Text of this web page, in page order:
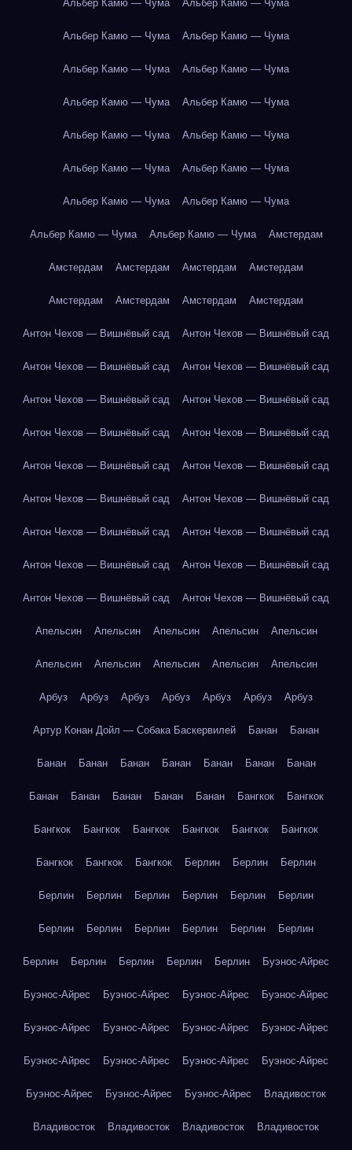
Альбер Камю — Чума Альбер Камю — Чума
Альбер Камю — Чума Альбер Камю — Чума
Альбер Камю — Чума Альбер Камю — Чума
Альбер Камю — Чума Альбер Камю — Чума
Альбер Камю — Чума Альбер Камю — Чума
Альбер Камю — Чума Альбер Камю — Чума
Альбер Камю — Чума Альбер Камю — Чума
Альбер Камю — Чума Альбер Камю — Чума Амстердам
Амстердам Амстердам Амстердам Амстердам
Амстердам Амстердам Амстердам Амстердам
Антон Чехов — Вишнёвый сад Антон Чехов — Вишнёвый сад
Антон Чехов — Вишнёвый сад Антон Чехов — Вишнёвый сад
Антон Чехов — Вишнёвый сад Антон Чехов — Вишнёвый сад
Антон Чехов — Вишнёвый сад Антон Чехов — Вишнёвый сад
Антон Чехов — Вишнёвый сад Антон Чехов — Вишнёвый сад
Антон Чехов — Вишнёвый сад Антон Чехов — Вишнёвый сад
Антон Чехов — Вишнёвый сад Антон Чехов — Вишнёвый сад
Антон Чехов — Вишнёвый сад Антон Чехов — Вишнёвый сад
Антон Чехов — Вишнёвый сад Антон Чехов — Вишнёвый сад
Апельсин Апельсин Апельсин Апельсин Апельсин
Апельсин Апельсин Апельсин Апельсин Апельсин
Арбуз Арбуз Арбуз Арбуз Арбуз Арбуз Арбуз
Артур Конан Дойл — Собака Баскервилей Банан Банан
Банан Банан Банан Банан Банан Банан Банан
Банан Банан Банан Банан Банан Бангкок Бангкок
Бангкок Бангкок Бангкок Бангкок Бангкок Бангкок
Бангкок Бангкок Бангкок Берлин Берлин Берлин
Берлин Берлин Берлин Берлин Берлин Берлин
Берлин Берлин Берлин Берлин Берлин Берлин
Берлин Берлин Берлин Берлин Берлин Буэнос-Айрес
Буэнос-Айрес Буэнос-Айрес Буэнос-Айрес Буэнос-Айрес
Буэнос-Айрес Буэнос-Айрес Буэнос-Айрес Буэнос-Айрес
Буэнос-Айрес Буэнос-Айрес Буэнос-Айрес Буэнос-Айрес
Буэнос-Айрес Буэнос-Айрес Буэнос-Айрес Владивосток
Владивосток Владивосток Владивосток Владивосток